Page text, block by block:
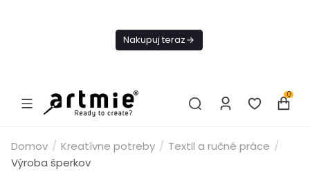
Nakupuj teraz
0
Domov / Kreatívne potreby / Textil a ručné práce /
Výroba šperkov